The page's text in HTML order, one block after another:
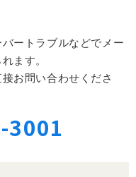
ートラブルなどでメー
ます。
お問い合わせくださ
3001